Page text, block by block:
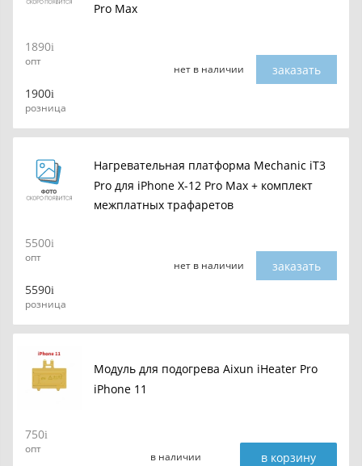
Pro Max
1890
опт
1900
розница
нет в наличии заказать
Нагревательная платформа Mechanic iT3
Pro для iPhone X-12 Pro Max + комплект
межплатных трафаретов
5500
опт
5590
розница
нет в наличии заказать
Модуль для подогрева Aixun iHeater Pro
iPhone 11
750
опт
в наличии в корзину